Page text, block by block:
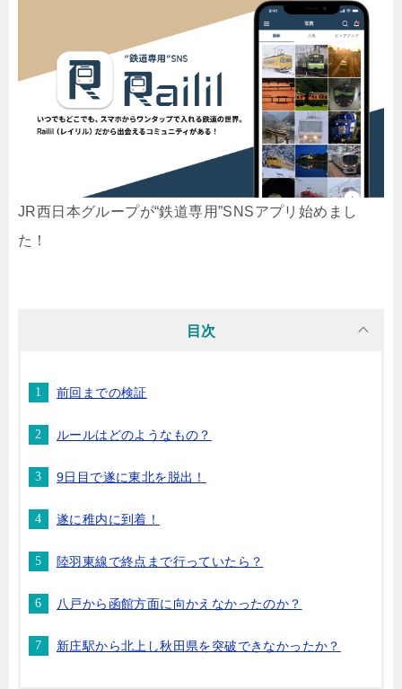
JR西日本グループが“鉄道専用”SNSアプリ始めまし
た！
目次
前回までの検証
ルールはどのようなもの？
9日目で遂に東北を脱出！
遂に稚内に到着！
陸羽東線で終点まで行っていたら？
八戸から函館方面に向かえなかったのか？
新庄駅から北上し秋田県を突破できなかったか？